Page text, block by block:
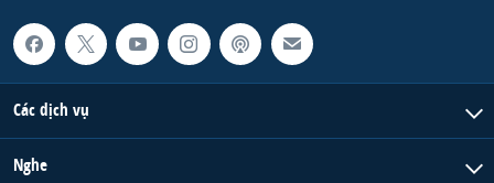
Các dịch vụ
Nghe